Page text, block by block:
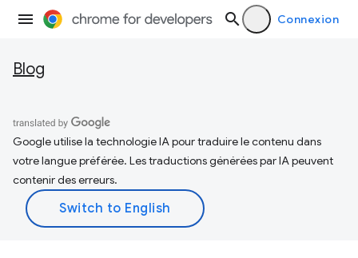
Connexion
Blog
Google utilise la technologie IA pour traduire le contenu dans
votre langue préférée. Les traductions générées par IA peuvent
contenir des erreurs.